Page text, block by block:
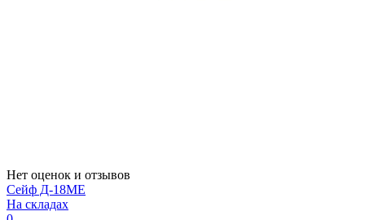
Нет оценок и отзывов
Сейф Д-18МЕ
На складах